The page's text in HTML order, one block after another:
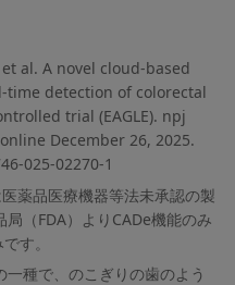
al. A novel cloud-based
detection of colorectal
trial (EAGLE). npj
December 26, 2025.
025-02270-1
薬品医療機器等法未承認の製
（FDA）よりCADe機能のみ
す。
種で、のこぎりの歯のよう